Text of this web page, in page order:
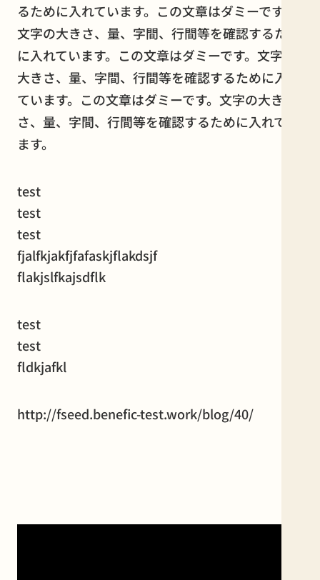
るために入れています。この文章はダミーです。
文字の大きさ、量、字間、行間等を確認するため
に入れています。この文章はダミーです。文字の
大きさ、量、字間、行間等を確認するために入れ
ています。この文章はダミーです。文字の大き
さ、量、字間、行間等を確認するために入れてい
ます。
test
test
test
fjalfkjakfjfafaskjflakdsjf
flakjslfkajsdflk
test
test
fldkjafkl
http://fseed.benefic-test.work/blog/40/